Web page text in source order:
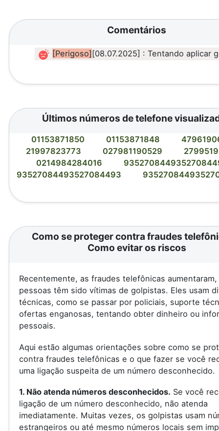
Comentários
[Perigoso] [08.07.2025] : Tentando aplicar
Últimos números de telefone
01153871850 01153871848
21997823773
027981190529
0214984284016
93527084493527084493
Como se proteger contra fraudes
Como evitar os riscos
Recentemente, as fraudes telefônicas
pessoas têm sido vítimas de golpistas. Eles usam
técnicas, como se passar por policiais, suporte
ofertas enganosas, tentando obter dinheiro ou
pessoais.
Aqui estão algumas orientações sobre como se
contra fraudes telefônicas e o que fazer se você
uma ligação suspeita de um número desconhecido.
1. Não atenda números desconhecidos. Se você
ligação de um número desconhecido, não atenda
imediatamente. Muitas vezes, os golpistas usam
estrangeiros ou até mesmo números locais sem